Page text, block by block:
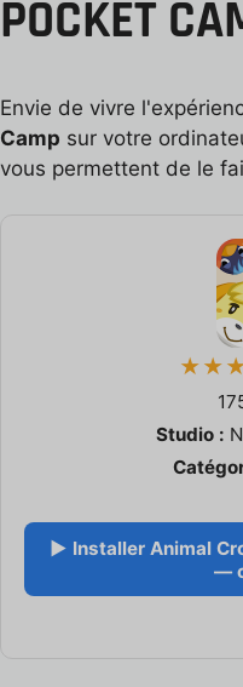
POCKET
Envie de vivre
Camp sur votre
vous permettent de le
Studio :
▶ Installer Animal
—